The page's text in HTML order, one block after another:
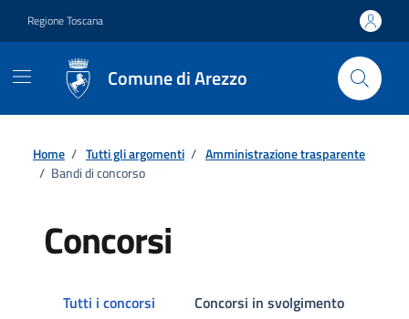
Regione Toscana
Comune di Arezzo
Home / Tutti gli argomenti / Amministrazione trasparente
/ Bandi di concorso
Concorsi
Tutti i concorsi Concorsi in svolgimento